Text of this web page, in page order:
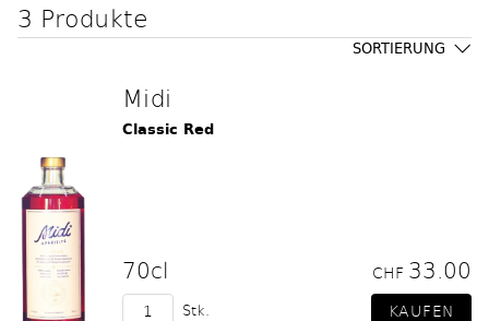
3 Produkte
SORTIERUNG
Midi
Classic Red
70cl CHF 33.00
Stk.